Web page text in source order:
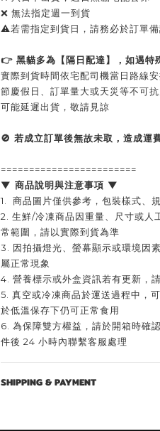
❌ 無法指定週一到貨
⚠️若需指定到貨日，請務必於訂單備
👉 黑貓多為【隔日配達】，如遇特
實際到貨時間依宅配司機當日路線
節慶假日、訂單量大或天災等不可
可能延遲出貨，敬請見諒
🚫 若成立訂單後無故未取，造成運
========================
▼ 商品說明與注意事項 ▼
1. 商品圖片僅供參考，包裝樣式、
2. 生鮮/冷凍商品因重量、尺寸或人
常範圍，請以實際到貨為準
3. 因拍攝燈光、螢幕顯示或環境因
屬正常現象
4. 營養標示或外盒資訊若有更新，
5. 真空或冷凍商品於運送過程中，
於低溫保存下仍可正常食用
6. 為保障雙方權益，請於開箱時確
件後 24 小時內聯繫客服處理
SHIPPING & PAYMENT